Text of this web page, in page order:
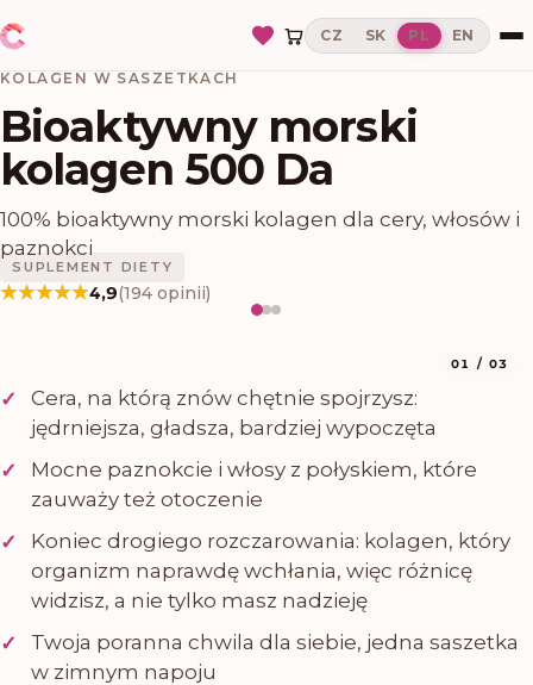
CZ SK PL EN
01 / 03
KOLAGEN W SASZETKACH
Bioaktywny morski
kolagen 500 Da
100% bioaktywny morski kolagen dla cery, włosów i
paznokci
SUPLEMENT DIETY
★★★★★
★★★★★4,9(194 opinii)
✓
Cera, na którą znów chętnie spojrzysz:
jędrniejsza, gładsza, bardziej wypoczęta
✓
Mocne paznokcie i włosy z połyskiem, które
zauważy też otoczenie
✓
Koniec drogiego rozczarowania: kolagen, który
organizm naprawdę wchłania, więc różnicę
widzisz, a nie tylko masz nadzieję
✓
Twoja poranna chwila dla siebie, jedna saszetka
w zimnym napoju